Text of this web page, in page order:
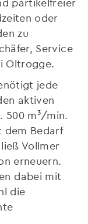
oder
zu
Service
Oltrogge.
jede
aktiven
500 m³/min.
dem Bedarf
Vollmer
erneuern.
dabei mit
die